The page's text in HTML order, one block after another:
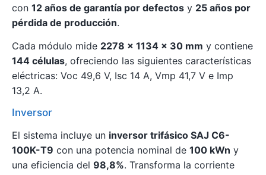
con 12 años de garantía por defectos y 25 años por
pérdida de producción.
Cada módulo mide 2278 x 1134 x 30 mm y contiene
144 células, ofreciendo las siguientes características
eléctricas: Voc 49,6 V, Isc 14 A, Vmp 41,7 V e Imp
13,2 A.
Inversor
El sistema incluye un inversor trifásico SAJ C6-
100K-T9 con una potencia nominal de 100 kWn y
una eficiencia del 98,8%. Transforma la corriente